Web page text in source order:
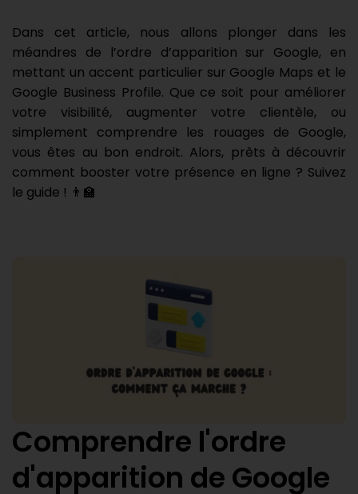
Dans cet article, nous allons plonger dans les
méandres de l’ordre d’apparition sur Google, en
mettant un accent particulier sur Google Maps et le
Google Business Profile. Que ce soit pour améliorer
votre visibilité, augmenter votre clientèle, ou
simplement comprendre les rouages de Google,
vous êtes au bon endroit. Alors, prêts à découvrir
comment booster votre présence en ligne ? Suivez
le guide ! 👨‍🏫
Comprendre l'ordre
d'apparition de Google